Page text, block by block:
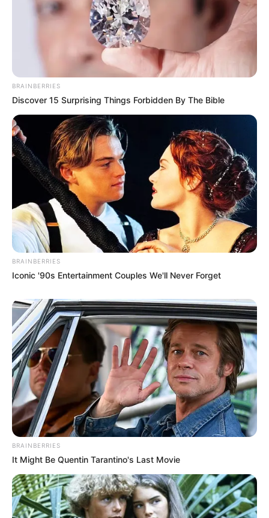
BRAINBERRIES
Discover 15 Surprising Things Forbidden By The Bible
BRAINBERRIES
Iconic '90s Entertainment Couples We'll Never Forget
BRAINBERRIES
It Might Be Quentin Tarantino's Last Movie